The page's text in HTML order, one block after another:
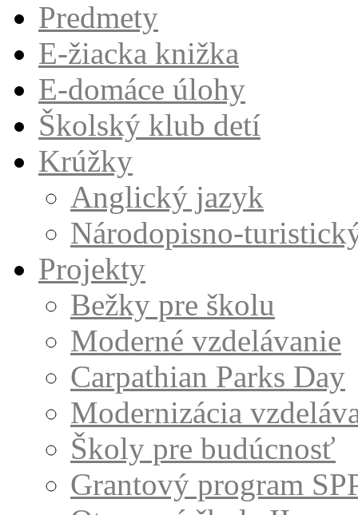
Predmety
E-žiacka knižka
E-domáce úlohy
Školský klub detí
Krúžky
Anglický jazyk
Národopisno-
Projekty
Bežky pre školu
Moderné vzdelávanie
Carpathian Parks Day
Modernizácia
Školy pre budúcnosť
Grantový program